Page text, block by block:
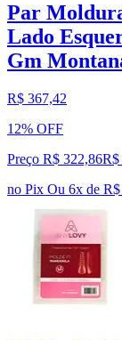
Par
Lado
Gm
R$ 367,42
12% OFF
Preço R$ 322,86R$
no Pix Ou 6x de